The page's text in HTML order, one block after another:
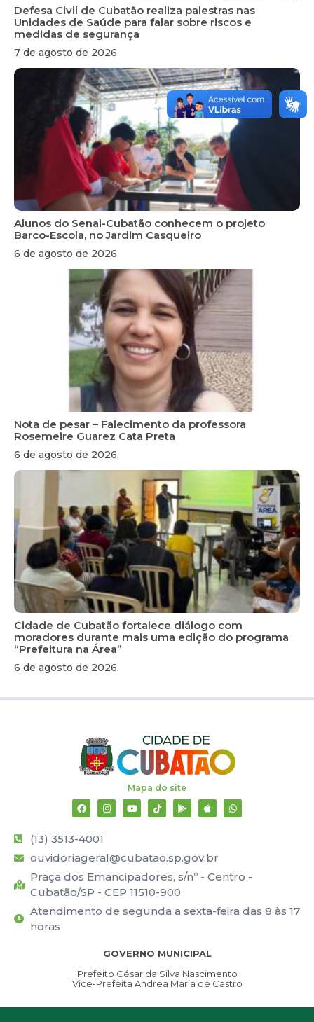
Defesa Civil de Cubatão realiza palestras nas
Unidades de Saúde para falar sobre riscos e
medidas de segurança
7 de agosto de 2026
Alunos do Senai-Cubatão conhecem o projeto
Barco-Escola, no Jardim Casqueiro
6 de agosto de 2026
Nota de pesar – Falecimento da professora
Rosemeire Guarez Cata Preta
6 de agosto de 2026
Cidade de Cubatão fortalece diálogo com
moradores durante mais uma edição do programa
“Prefeitura na Área”
6 de agosto de 2026
Mapa do site
(13) 3513-4001
ouvidoriageral@cubatao.sp.gov.br
Praça dos Emancipadores, s/nº - Centro -
Cubatão/SP - CEP 11510-900
Atendimento de segunda a sexta-feira das 8 às 17
horas
GOVERNO MUNICIPAL
Prefeito César da Silva Nascimento
Vice-Prefeita Andrea Maria de Castro